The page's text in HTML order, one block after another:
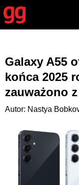
Galaxy A55
końca 2025
zauważono
Autor: Nastya